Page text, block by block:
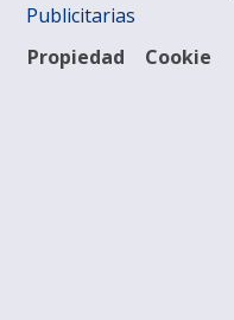
Publicitarias
Propiedad
Cookie